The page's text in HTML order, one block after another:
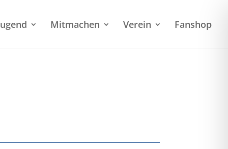
Mitmachen Verein Fanshop